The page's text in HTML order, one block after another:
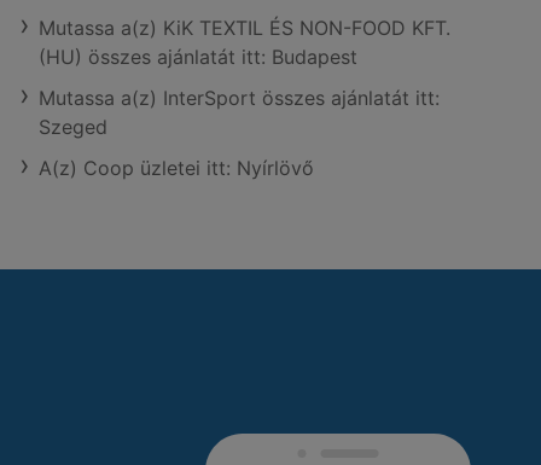
Mutassa a(z) KiK TEXTIL ÉS NON-FOOD KFT.
(HU) összes ajánlatát itt: Budapest
Mutassa a(z) InterSport összes ajánlatát itt:
Szeged
A(z) Coop üzletei itt: Nyírlövő